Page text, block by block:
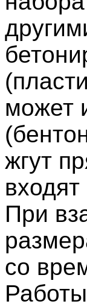
может
жгут
При
со